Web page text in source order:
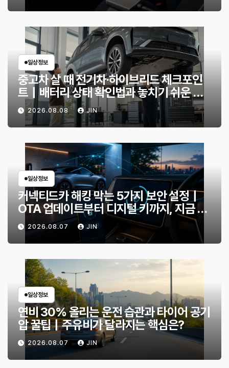
일상정보
중고차 살 때 전기차·하이브리드 체크포인
트｜배터리 상태 확인법과 놓치기 쉬운 위
험 신호
2026.08.08 JIN
일상정보
커넥티드카 해킹 막는 5가지 보안 설정｜
OTA 업데이트부터 디지털 키까지, 지금 확
인할 것은?
2026.08.07 JIN
일상정보
연비 30% 올리는 운전 습관과 타이어 공기
압 꿀팁｜주유비가 달라지는 핵심은?
2026.08.07 JIN